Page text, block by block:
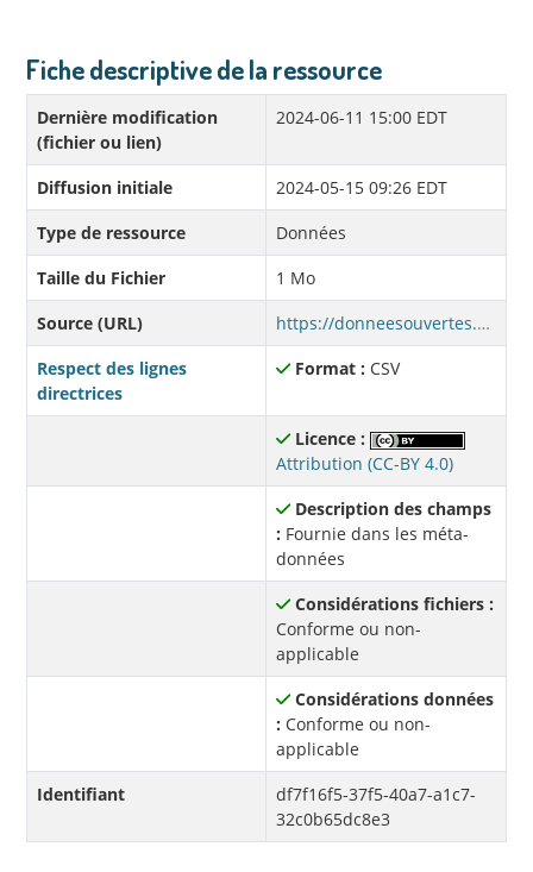
Fiche descriptive de la ressource
Dernière modification
(fichier ou lien)
2024-06-11 15:00 EDT
Diffusion initiale
2024-05-15 09:26 EDT
Type de ressource
Données
Taille du Fichier
1 Mo
Source (URL)
https://donneesouvertes.affmunqc.net/sqeep_2019_2025/consommation_region_2021.csv
Respect des lignes
directrices
Format : CSV
Licence :
Attribution (CC-BY 4.0)
Description des champs
: Fournie dans les méta-
données
Considérations fichiers :
Conforme ou non-
applicable
Considérations données
: Conforme ou non-
applicable
Identifiant
df7f16f5-37f5-40a7-a1c7-
32c0b65dc8e3